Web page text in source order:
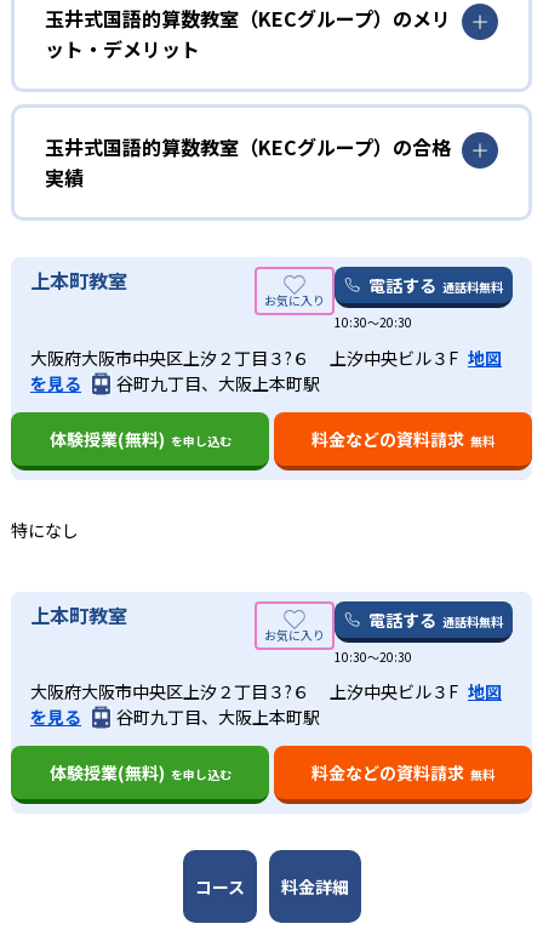
成績を伸ばす独自のカリキュラムを設定している。
そのため、あらゆる問題に対して「自考する」「試行錯誤
をしてみる」「答えを導き出す」という自主学習に必要な
要素を育めるだけでなく、現代の試験内容に求められる読
解力も同時に身につけることができる。
生徒の学習意欲向上のための３ステップを完備
玉井式国語的算数教室では、生徒のモチベーションを向上
させるための3ステップを用意している。知識の定着を図る
定番の復習プリントの中には授業のアニメーションの続き
が描かれているなど、小学校低学年の学習意欲に対して飽
きさせない創意工夫が見られる。
また、ほめてこそ伸びる年代の子どもを対象としているだ
けあって、保護者に子どもに対するアプローチの方法も指
導してくれる。授業のねらいをお知らせし、どのように子
れば子どもの理解度が深まるのか、声掛け方法のアドバイ
スも行われる。
知識の定着を図る。問題内容は小学校のテストより難易度
が高く、生徒の成績向上の手助けをしている。
03
多くの塾からオファーがかかる授業内容
玉井式国語的算数教室は、動画学習教材ということもあ
り、大手塾における小学校低学年の算数学習に多く導入さ
れ、全国の学習塾に通う生徒の成績向上に大きく寄与して
楽しく学習習慣を身につけたい子ども向け
玉井式国語的算数教室では、生徒の勉強に対する楽しさや
成功体験を大事にしている。自然と勉強に手が伸びるよう
な、アニメーションを駆使したオリジナル教材を使用。ま
た、塾や家庭でたくさんほめられることで、勉強をする意
義を自ら見いだすことにつながり、自主的に塾に通うこと
もできるだろう。
め、玉井式国語的算数教室で学習習慣が身についた先に
は、生徒自身の自主性で他教科の成績アップも期待でき
玉井式国語的算数教室（KECグループ）のメリ
ット・デメリット
どんなメリットがある？
玉井式国語的算数教室のメリットは、確立されたカリキュ
ラムで小学校から中学校の学習に至るまでの学力向上に寄
を正しく理解することを目的とする本質的な学習を主体と
し、学習習慣の定着を図る。
どんなデメリットがある？
小学校低学年のモチベーションを上げるためにさまざまな
アプローチ方法が用意されているが、子どもにとって相性
のよい先生に巡り合えるかどうかは、教室によって左右さ
れる印象がある。そのため、誰が教えるかという人材的デ
メリットは、少なからずあると予想される。
玉井式国語的算数教室（KECグループ）の合格
実績
は？
玉井式国語的算数教室は、合格実績を公式サイトで公開
し、合格した学校を多数記載している。合格実績は以下の
通りである。
中学校の合格実績
奈良女子大学附属中学校 64
奈良教育大学附属中学校 89
大阪教育大学附属平野中学校 19
一条高校附属中学校 47
青翔中学校 33
奈良県立国際中学校 30
上本町教室 電話する 通話料無料
10:30〜20:30
大阪府大阪市中央区上汐２丁目３?６ 上汐中央ビル３F 地図
を見る
谷町九丁目、大阪上本町駅
体験授業(無料) を申し込む 料金などの資料請求 無料
特になし
上本町教室 電話する 通話料無料
10:30〜20:30
大阪府大阪市中央区上汐２丁目３?６ 上汐中央ビル３F 地図
を見る
谷町九丁目、大阪上本町駅
体験授業(無料) を申し込む 料金などの資料請求 無料
コース 料金詳細